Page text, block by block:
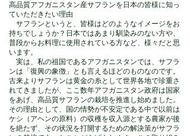
高品質アフガニスタン産サフランを日本の皆様に知っ
ていただきたい理由
サフランというと、皆様はどのようなイメージをお
持ちでしょうか？日本ではあまり馴染みのない方や、
普段からお料理に使用されている方など、様々だと思
います。
実は、私の祖国であるアフガニスタンでは、サフラ
ンは「復興の象徴」とも言えるほどのものなのです。
古来よりサフランは黄金の糸として世界各地で珍重さ
れてきましたが、ここ数年アフガニスタン政府は国家
をあげ、高品質サフランの栽培を推進し始めました。
その理由として、国の情勢が不安定である中で以前は
ケシ（アヘンの原料）の収穫を収入源とする農家が後
を絶たず、その状況を打開するための解決策がサフラ